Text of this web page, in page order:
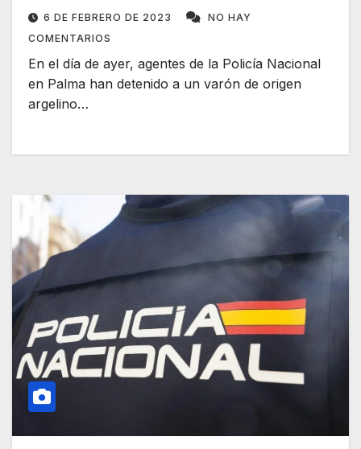
6 DE FEBRERO DE 2023
NO HAY
COMENTARIOS
En el día de ayer, agentes de la Policía Nacional
en Palma han detenido a un varón de origen
argelino…